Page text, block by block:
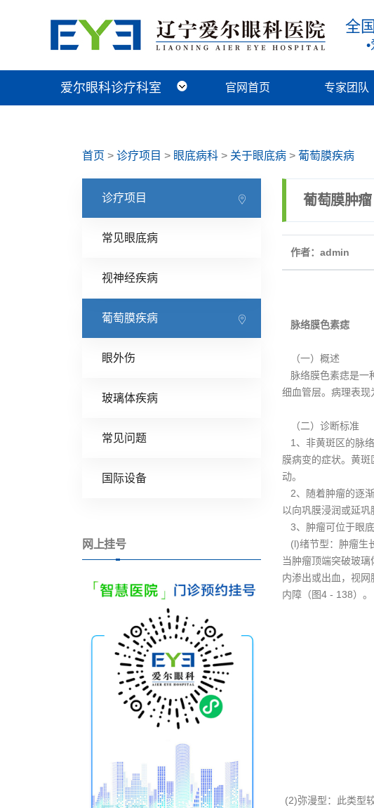
全
爱尔眼科诊疗科室
近视手术科
视光及小儿眼病科
白内障科
青光眼科
角膜眼表科
整形眼眶科
眼底病科
中医眼科 官网首页 专家团队
首页 > 诊疗项目 > 眼底病科 > 关于眼底病 > 葡萄膜疾病
诊疗项目
常见眼底病
视神经疾病
葡萄膜疾病
眼外伤
玻璃体疾病
常见问题
国际设备
网上挂号
葡萄膜肿瘤
作者：admin
脉络膜色素痣
（一）概述
脉络膜色素痣是一
细血管层。病理表现
（二）诊断标准
1、非黄斑区的脉
膜病变的症状。黄
动。
2、随着肿瘤的逐
以向巩膜浸润或延巩
3、肿瘤可位于眼
(l)绪节型：肿瘤生
当肿瘤顶端突破玻
内渗出或出血，视
内障（图4 - 138）。
(2)弥漫型：此类型